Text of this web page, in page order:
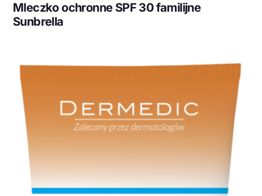
Mleczko ochronne SPF 30 familijne
Sunbrella